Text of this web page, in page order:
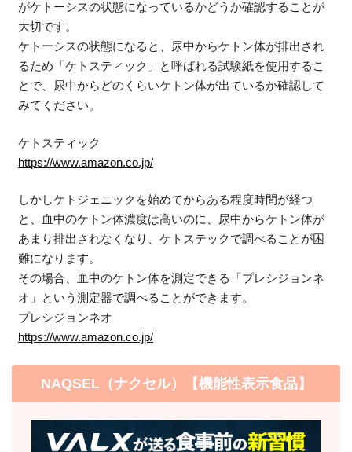
がケトーシスの状態になっているかどうか確認することが
大切です。
ケトーシスの状態になると、尿中からケトン体が排出され
るため「ケトスティック」と呼ばれる試験紙を使用するこ
とで、尿中からどのくらいケトン体が出ているか確認して
みてください。
ケトスティック
https://www.amazon.co.jp/
しかしケトジェニックを始めてからある程度時間が経つ
と、血中のケトン体濃度は高いのに、尿中からケトン体が
あまり排出されなくなり、ケトステックで調べることが困
難になります。
その場合、血中のケトン体を測定できる「プレシジョンネ
オ」という測定器で調べることができます。
プレシジョンネオ
https://www.amazon.co.jp/
NAQSEL（ナクセル）【機能性表示食品】